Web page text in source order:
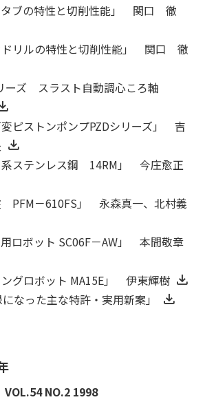
タブの特性と切削性能」 関口 徹
ドリルの特性と切削性能」 関口 徹
ーズ スラスト自動調心ころ軸
変ピストンポンプPZDシリーズ」 吉
系ステンレス鋼 14RM」 今庄愈正
PFM－610FS」 永森真一、北村義
用ロボット SC06F－AW」 本間敬章
ングロボット MA15E」 伊東輝樹
なった主な特許・実用新案」
VOL.54 NO.2 1998